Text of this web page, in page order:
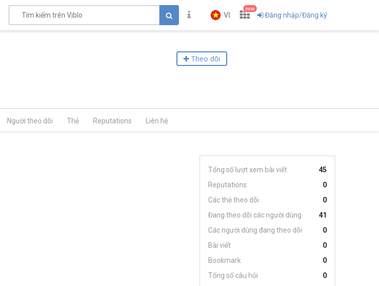
VI
new
Đăng nhập/Đăng ký
Theo dõi
Người theo dõi Thẻ Reputations Liên hệ
Tổng số lượt xem bài viết
45
Reputations
0
Các thẻ theo dõi
0
Đang theo dõi các người dùng
41
Các người dùng đang theo dõi
0
Bài viết
0
Bookmark
0
Tổng số câu hỏi
0